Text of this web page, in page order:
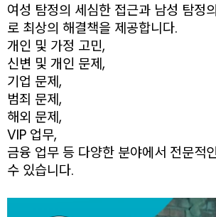
여성 탐정의 세심한 접근과 남성 탐정
로 최상의 해결책을 제공합니다.
개인 및 가정 고민,
신변 및 개인 문제,
기업 문제,
범죄 문제,
해외 문제,
VIP 업무,
금융 업무 등 다양한 분야에서 전문적
수 있습니다.